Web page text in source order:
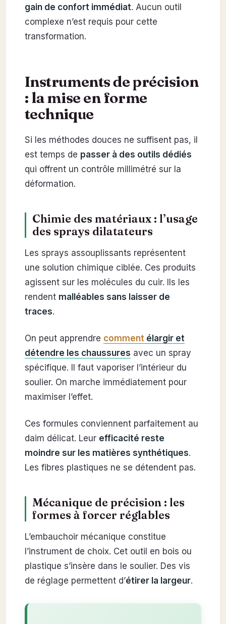
gain de confort immédiat. Aucun outil
complexe n’est requis pour cette
transformation.
Instruments de précision
: la mise en forme
technique
Si les méthodes douces ne suffisent pas, il
est temps de passer à des outils dédiés
qui offrent un contrôle millimétré sur la
déformation.
Chimie des matériaux : l’usage
des sprays dilatateurs
Les sprays assouplissants représentent
une solution chimique ciblée. Ces produits
agissent sur les molécules du cuir. Ils les
rendent malléables sans laisser de
traces.
On peut apprendre comment élargir et
détendre les chaussures avec un spray
spécifique. Il faut vaporiser l’intérieur du
soulier. On marche immédiatement pour
maximiser l’effet.
Ces formules conviennent parfaitement au
daim délicat. Leur efficacité reste
moindre sur les matières synthétiques.
Les fibres plastiques ne se détendent pas.
Mécanique de précision : les
formes à forcer réglables
L’embauchoir mécanique constitue
l’instrument de choix. Cet outil en bois ou
plastique s’insère dans le soulier. Des vis
de réglage permettent d’étirer la largeur.